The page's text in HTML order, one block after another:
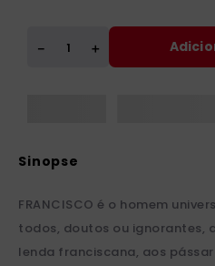
＋
－
FRANCISCO é o homem
todos, doutos ou ignorantes,
lenda franciscana, aos